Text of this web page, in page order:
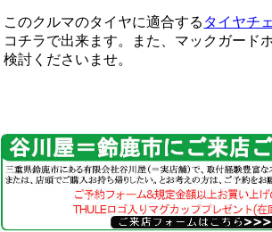
このクルマのタイヤに適合する タイヤチ
コチラで出来ます。また、マックガード
検討くださいませ。